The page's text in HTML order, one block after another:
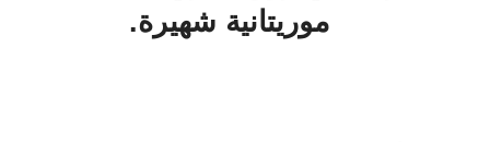
موريتانية شهيرة.